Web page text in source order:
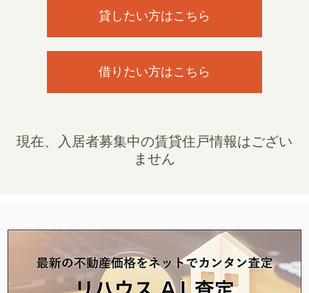
貸したい方はこちら
借りたい方はこちら
現在、入居者募集中の賃貸住戸情報はござい
ません